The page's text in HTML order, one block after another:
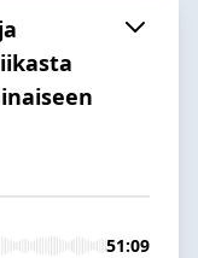
51:09